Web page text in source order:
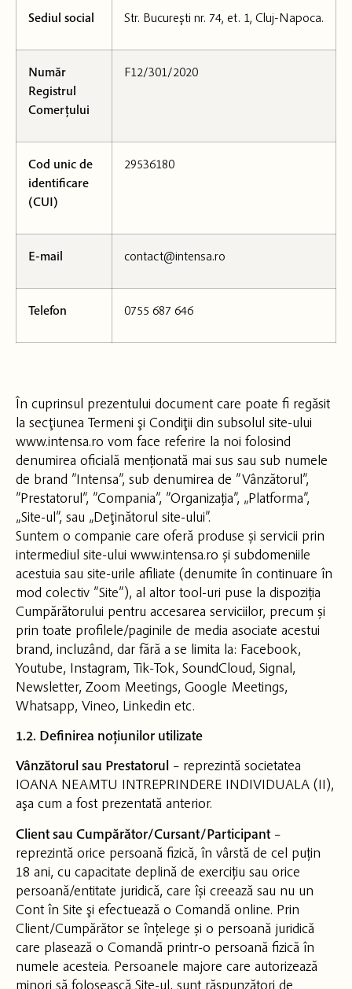
Sediul social Str. Bucureşti nr. 74, et. 1, Cluj-Napoca.
Număr
Registrul
Comerțului
F12/301/2020
Cod unic de
identificare
(CUI)
29536180
E-mail contact@intensa.ro
Telefon 0755 687 646
În cuprinsul prezentului document care poate fi regăsit
la secţiunea Termeni şi Condiţii din subsolul site-ului
www.intensa.ro vom face referire la noi folosind
denumirea oficială menționată mai sus sau sub numele
de brand ”Intensa”, sub denumirea de ”Vânzătorul”,
”Prestatorul”, ”Compania”, ”Organizația”, „Platforma”,
„Site-ul”, sau „Deţinătorul site-ului”.
Suntem o companie care oferă produse și servicii prin
intermediul site-ului www.intensa.ro și subdomeniile
acestuia sau site-urile afiliate (denumite în continuare în
mod colectiv ”Site”), al altor tool-uri puse la dispoziția
Cumpărătorului pentru accesarea serviciilor, precum și
prin toate profilele/paginile de media asociate acestui
brand, incluzând, dar fără a se limita la: Facebook,
Youtube, Instagram, Tik-Tok, SoundCloud, Signal,
Newsletter, Zoom Meetings, Google Meetings,
Whatsapp, Vineo, Linkedin etc.
1.2. Definirea noțiunilor utilizate
Vânzătorul sau Prestatorul – reprezintă societatea
IOANA NEAMTU INTREPRINDERE INDIVIDUALA (II),
aşa cum a fost prezentată anterior.
Client sau Cumpărător/Cursant/Participant–
reprezintă orice persoană fizică, în vârstă de cel puțin
18 ani, cu capacitate deplină de exercițiu sau orice
persoană/entitate juridică, care își creează sau nu un
Cont în Site şi efectuează o Comandă online. Prin
Client/Cumpărător se înțelege și o persoană juridică
care plasează o Comandă printr-o persoană fizică în
numele acesteia. Persoanele majore care autorizează
minori să folosească Site-ul, sunt răspunzători de